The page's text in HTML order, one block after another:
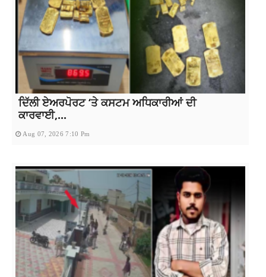
ਦਿੱਲੀ ਏਅਰਪੋਰਟ ‘ਤੇ ਕਸਟਮ ਅਧਿਕਾਰੀਆਂ ਦੀ
ਕਾਰਵਾਈ,...
Aug 07, 2026 7:10 Pm